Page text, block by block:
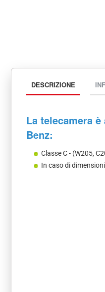
DESCRIZIONE
La telecamera
Benz:
Classe C - (W205,
In caso di